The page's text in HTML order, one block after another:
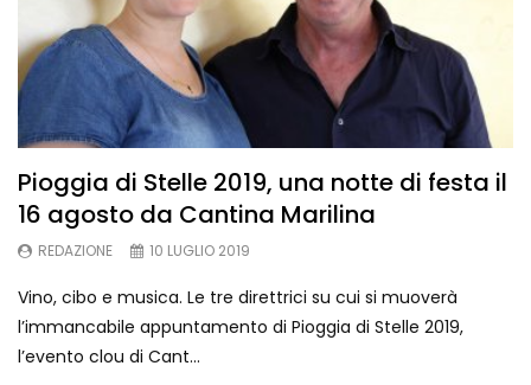
Pioggia di Stelle 2019, una notte di festa il
16 agosto da Cantina Marilina
REDAZIONE 10 LUGLIO 2019
Vino, cibo e musica. Le tre direttrici su cui si muoverà
l’immancabile appuntamento di Pioggia di Stelle 2019,
l’evento clou di Cant...